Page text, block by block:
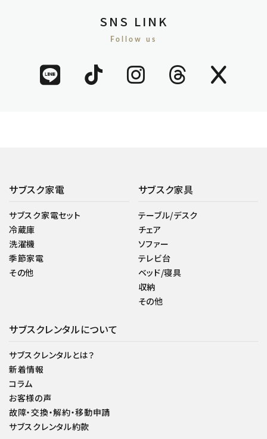
SNS LINK
Follow us
サブスク家電
サブスク家電セット
冷蔵庫
洗濯機
季節家電
その他
サブスク家具
テーブル/デスク
チェア
ソファー
テレビ台
ベッド/寝具
収納
その他
サブスクレンタルについて
サブスクレンタルとは？
新着情報
コラム
お客様の声
故障・交換・解約・移動申請
サブスクレンタル約款